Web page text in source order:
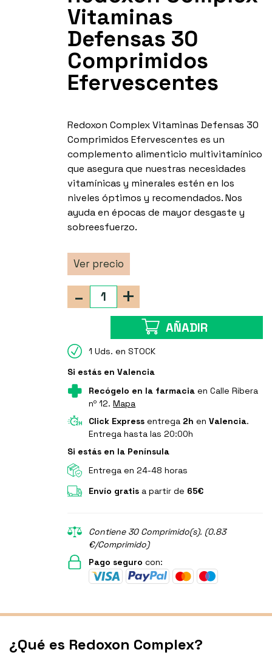
Vitaminas
Defensas 30
Comprimidos
Efervescentes
Redoxon Complex Vitaminas Defensas 30
Comprimidos Efervescentes es un
complemento alimenticio multivitamínico
que asegura que nuestras necesidades
vitamínicas y minerales estén en los
niveles óptimos y recomendados. Nos
ayuda en épocas de mayor desgaste y
sobreesfuerzo.
Ver precio
+
-
AÑADIR
1 Uds. en STOCK
Si estás en Valencia
Recógelo en la farmacia en Calle Ribera
nº 12.Mapa
Click Express entrega 2h enValencia.
Entrega hasta las 20:00h
Si estás en la Península
Entrega en 24-48 horas
Envío gratis a partir de 65€
Contiene 30 Comprimido(s). (0.83
€/Comprimido)
Pago seguro con:
¿Qué es Redoxon Complex?